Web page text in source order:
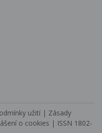
užití | Zásady
o cookies | ISSN 1802-